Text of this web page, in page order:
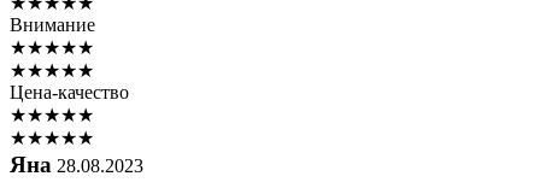
Внимание
★★★★★
★★★★★
Цена-качество
★★★★★
★★★★★
Яна 28.08.2023